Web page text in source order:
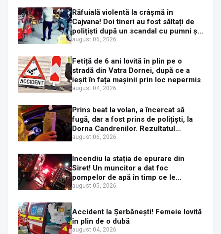
Răfuială violentă la crâșmă în
Cajvana! Doi tineri au fost săltați de
polițiști după un scandal cu pumni și
mașini distruse
august 06, 2026
Fetiță de 6 ani lovită în plin pe o
stradă din Vatra Dornei, după ce a
ieșit în fața mașinii prin loc nepermis
august 04, 2026
Prins beat la volan, a încercat să
fugă, dar a fost prins de polițiști, la
Dorna Candrenilor. Rezultatul
etilotestului: 1,59 mg/l alcool pur în
august 06, 2026
Incendiu la stația de epurare din
Siret! Un muncitor a dat foc
pompelor de apă în timp ce le
alimenta cu combustibil
august 05, 2026
Accident la Șerbănești! Femeie lovită
în plin de o dubă
august 04, 2026